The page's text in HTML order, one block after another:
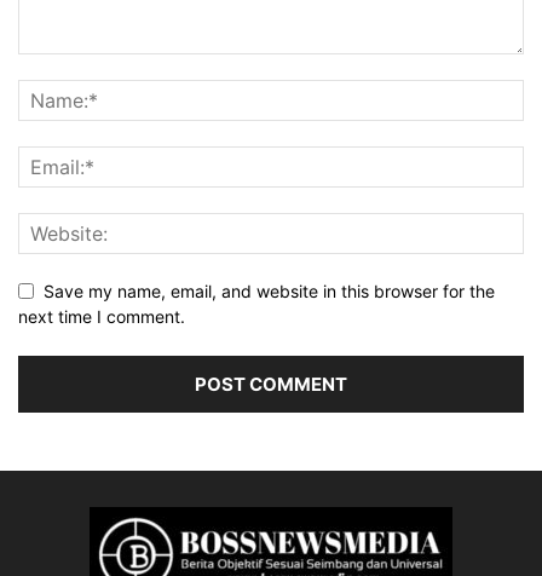
Save my name, email, and website in this browser for the
next time I comment.